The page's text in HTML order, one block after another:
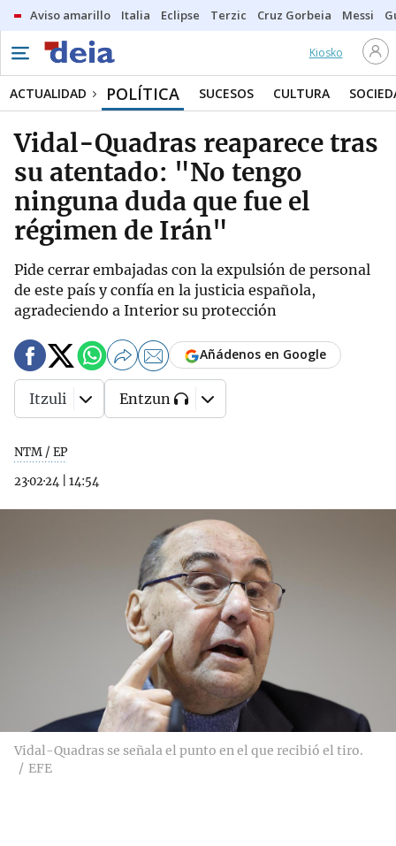
Aviso amarillo Italia Eclipse Terzic Cruz Gorbeia Messi
Kiosko
ACTUALIDAD POLÍTICA SUCESOS CULTURA
Vidal-Quadras reaparece tras
su atentado: "No tengo
ninguna duda que fue el
régimen de Irán"
Pide cerrar embajadas con la expulsión de personal
de este país y confía en la justicia española,
agradeciendo a Interior su protección
NTM / EP
23·02·24
14:54
Añádenos en Google
Itzuli Entzun
Vidal-Quadras se señala el punto en el que recibió el tiro.
EFE